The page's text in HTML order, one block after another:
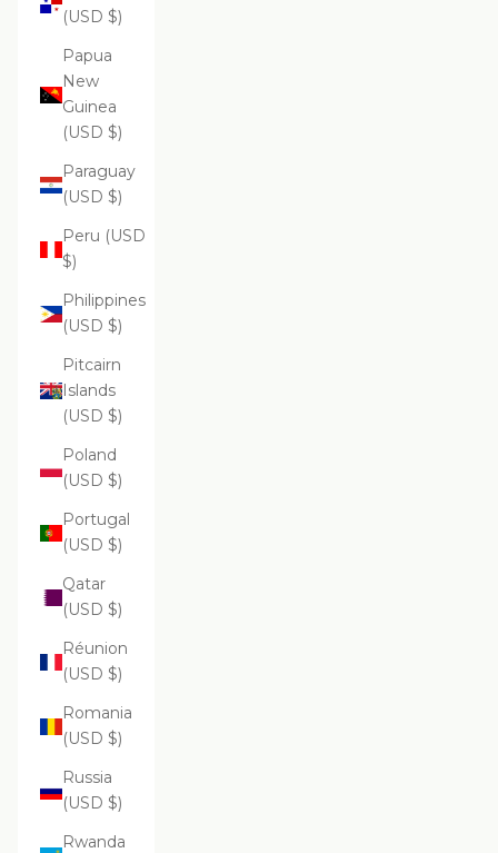
(USD $)
Papua
New
Guinea
(USD $)
Paraguay
(USD $)
Peru (USD
$)
Philippines
(USD $)
Pitcairn
Islands
(USD $)
Poland
(USD $)
Portugal
(USD $)
Qatar
(USD $)
Réunion
(USD $)
Romania
(USD $)
Russia
(USD $)
Rwanda